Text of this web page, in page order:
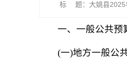
标 题：大姚县2025
一、一般公共预
(一)地方一般公